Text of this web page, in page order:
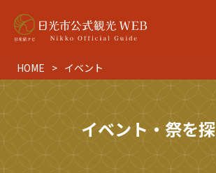
HOME イベント
イベント・祭を